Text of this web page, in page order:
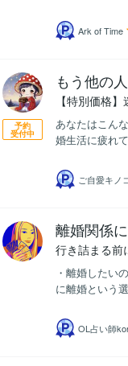
Ark of Time
予約
受付中
もう他の
【特別価格
あなたはこん
婚生活に疲れ
ご自愛キノ
離婚関係
行き詰まる前
・離婚したい
に離婚という
OL占い師